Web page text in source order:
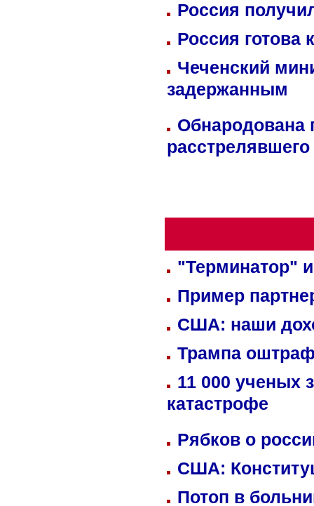
Россия
Россия готова
Чеченский
задержанным
Обнародована
"Терминатор"
Пример
США: наши
Трампа
11 000 ученых
катастрофе
Рябков о
США:
Потоп в